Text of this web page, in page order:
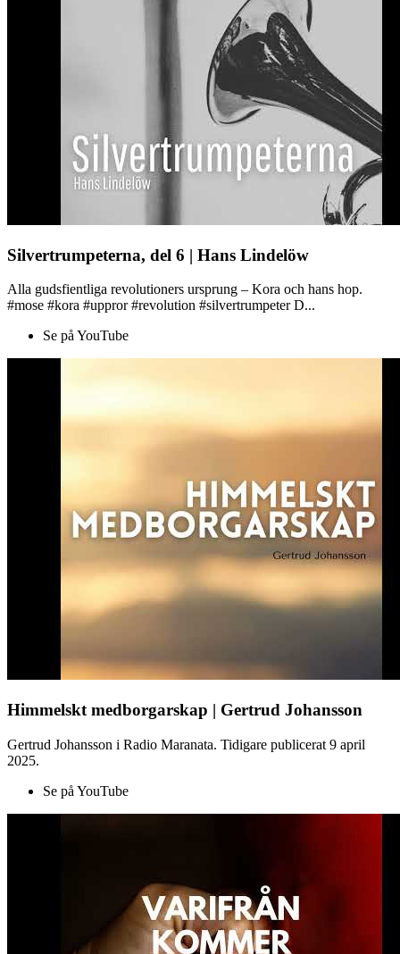
Silvertrumpeterna, del 6 | Hans Lindelöw
Alla gudsfientliga revolutioners ursprung – Kora och hans hop.
#mose #kora #uppror #revolution #silvertrumpeter D...
Se på YouTube
Himmelskt medborgarskap | Gertrud Johansson
Gertrud Johansson i Radio Maranata. Tidigare publicerat 9 april
2025.
Se på YouTube